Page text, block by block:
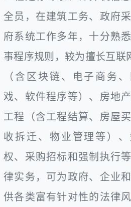
全员，在建筑工务、政府
府系统工作多年，十分熟
事程序规则，较为擅长互联
（含区块链、电子商务
戏、软件程序等）、房地
工程（含工程结算、房屋
收拆迁、物业管理等）
权、采购招标和强制执行
律实务，可为政府、企业
供各类富有针对性的法律